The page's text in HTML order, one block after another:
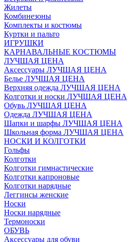
Жилеты
Комбинезоны
Комплекты и костюмы
Куртки и пальто
ИГРУШКИ
КАРНАВАЛЬНЫЕ КОСТЮМЫ
ЛУЧШАЯ ЦЕНА
Аксессуары ЛУЧШАЯ ЦЕНА
Белье ЛУЧШАЯ ЦЕНА
Верхняя одежда ЛУЧШАЯ ЦЕНА
Колготки и носки ЛУЧШАЯ ЦЕНА
Обувь ЛУЧШАЯ ЦЕНА
Одежда ЛУЧШАЯ ЦЕНА
Шапки и шарфы ЛУЧШАЯ ЦЕНА
Школьная форма ЛУЧШАЯ ЦЕНА
НОСКИ И КОЛГОТКИ
Гольфы
Колготки
Колготки гимнастические
Колготки капроновые
Колготки нарядные
Леггинсы женские
Носки
Носки нарядные
Термоноски
ОБУВЬ
Аксессуары для обуви